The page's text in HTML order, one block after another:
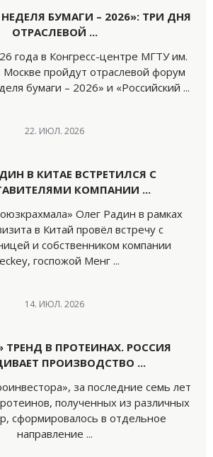
БУМАГИ – 2026»: ТРИ ДНЯ
ОТРАСЛЕВОЙ ...
года в Конгресс-центре МГТУ им.
Москве пройдут отраслевой форум
бумаги – 2026» и «Российский ...
22. ИЮЛ. 2026
В КИТАЕ ВСТРЕТИЛСЯ С
КОМПАНИИ ...
Олег Радин в рамках
в Китай провёл встречу с
и собственником компании
госпожой Менг ...
14. ИЮЛ. 2026
ТРЕНД В ПРОТЕИНАХ. РОССИЯ
ПРОИЗВОДСТВО ...
за последние семь лет
полученных из различных
сформировалось в отдельное
направление ...